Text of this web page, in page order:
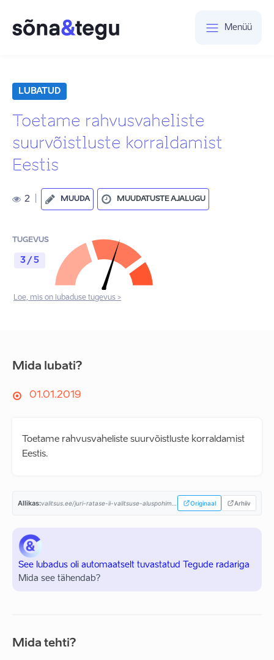
Menüü
LUBATUD
Toetame rahvusvaheliste
suurvõistluste korraldamist
Eestis
2 MUUDA MUUDATUSTE AJALUGU
TUGEVUS
3 / 5
Loe, mis on lubaduse tugevus >
Mida lubati?
01.01.2019
Toetame rahvusvaheliste suurvõistluste korraldamist
Eestis.
Allikas: Originaal Arhiiv
See lubadus oli automaatselt tuvastatud Tegude radariga
Mida see tähendab?
Mida tehti?